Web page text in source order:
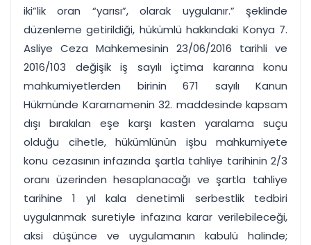
iki”lik oran “yarısı”, olarak uygulanır.” şeklinde
düzenleme getirildiği, hükümlü hakkındaki Konya 7.
Asliye Ceza Mahkemesinin 23/06/2016 tarihli ve
2016/103 değişik iş sayılı içtima kararına konu
mahkumiyetlerden birinin 671 sayılı Kanun
Hükmünde Kararnamenin 32. maddesinde kapsam
dışı bırakılan eşe karşı kasten yaralama suçu
olduğu cihetle, hükümlünün işbu mahkumiyete
konu cezasının infazında şartla tahliye tarihinin 2/3
oranı üzerinden hesaplanacağı ve şartla tahliye
tarihine 1 yıl kala denetimli serbestlik tedbiri
uygulanmak suretiyle infazına karar verilebileceği,
aksi düşünce ve uygulamanın kabulü halinde;